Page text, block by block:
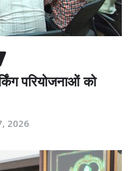
परियोजनाओं को
2026